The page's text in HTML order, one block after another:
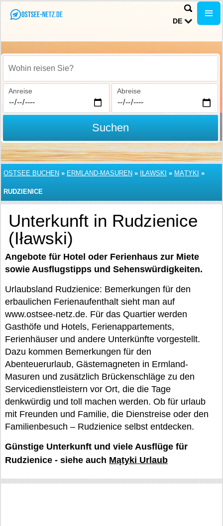
DE
Wohin reisen Sie?
Anreise Abreise
Suchen
OSTSEE BUCHEN » ERMLAND-MASUREN » IŁAWSKI » MĄTYKI »
RUDZIENICE
Unterkunft in Rudzienice
(Iławski)
Angebote für Hotel oder Ferienhaus zur Miete
sowie Ausflugstipps und Sehenswürdigkeiten.
Urlaubsland Rudzienice: Bemerkungen für den
erbaulichen Ferienaufenthalt sieht man auf
www.ostsee-netz.de. Für das Quartier werden
Gasthöfe und Hotels, Ferienappartements,
Ferienhäuser und andere Unterkünfte vorgestellt.
Dazu kommen Bemerkungen für den
Abenteuerurlaub, Gästemagneten in Ermland-
Masuren und zusätzlich Brückenschläge zu den
Servicedienstleistern vor Ort, die die Tage
denkwürdig und toll machen werden. Ob für urlaub
mit Freunden und Familie, die Dienstreise oder den
Familienbesuch – Rudzienice selbst entdecken.
Günstige Unterkunft und viele Ausflüge für
Rudzienice - siehe auch Mątyki Urlaub